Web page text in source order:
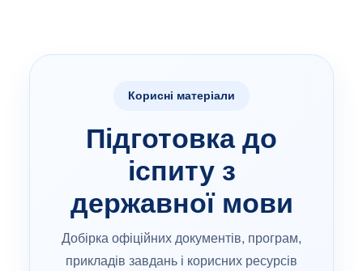
Корисні матеріали
Підготовка до
іспиту з
державної мови
Добірка офіційних документів, програм,
прикладів завдань і корисних ресурсів